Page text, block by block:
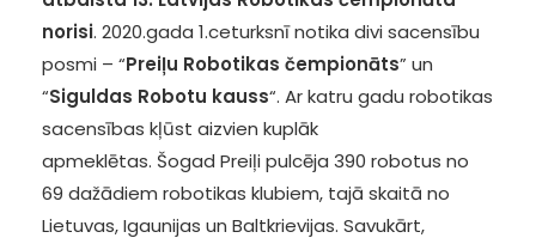
norisi. 2020.gada 1.ceturksnī notika divi sacensību
posmi – “Preiļu Robotikas čempionāts” un
“Siguldas Robotu kauss“. Ar katru gadu robotikas
sacensības kļūst aizvien kuplāk
apmeklētas. Šogad Preiļi pulcēja 390 robotus no
69 dažādiem robotikas klubiem, tajā skaitā no
Lietuvas, Igaunijas un Baltkrievijas. Savukārt,